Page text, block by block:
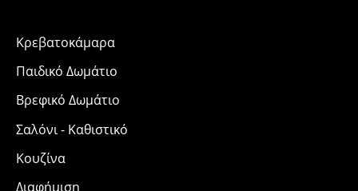
Κρεβατοκάμαρα
Παιδικό Δωμάτιο
Βρεφικό Δωμάτιο
Σαλόνι - Καθιστικό
Κουζίνα
Διαφήμιση